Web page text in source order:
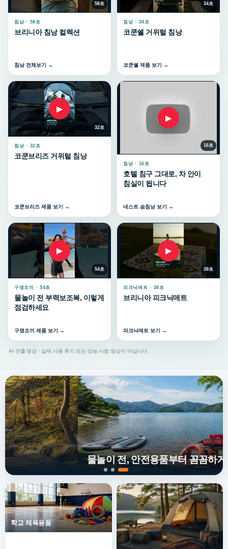
58초
침낭 · 58초
브리니아 침낭 컬렉션
침낭 전체보기 →
34초
침낭 · 34초
코쿤쉘 거위털 침낭
코쿤쉘 제품 보기 →
▶
32초
침낭 · 32초
코쿤브리즈 거위털 침낭
코쿤브리즈 제품 보기 →
▶
16초
침낭 · 16초
호텔 침구 그대로, 차 안이
침실이 됩니다
네스트 솜침낭 보기 →
▶
54초
구명조끼 · 54초
물놀이 전 부력보조복, 이렇게
점검하세요
구명조끼 제품 보기 →
▶
38초
피크닉매트 · 38초
브리니아 피크닉매트
피크닉매트 보기 →
AI 연출 영상 · 실제 사용 후기 또는 성능 시험 영상이 아닙니다.